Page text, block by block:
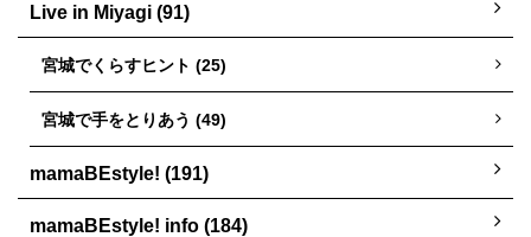
Live in Miyagi (91)
宮城でくらすヒント (25)
宮城で手をとりあう (49)
mamaBEstyle! (191)
mamaBEstyle! info (184)